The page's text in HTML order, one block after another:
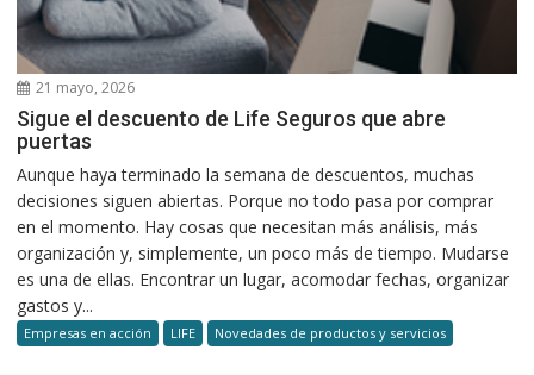
21 mayo, 2026
Sigue el descuento de Life Seguros que abre
puertas
Aunque haya terminado la semana de descuentos, muchas
decisiones siguen abiertas. Porque no todo pasa por comprar
en el momento. Hay cosas que necesitan más análisis, más
organización y, simplemente, un poco más de tiempo. Mudarse
es una de ellas. Encontrar un lugar, acomodar fechas, organizar
gastos y...
Empresas en acción LIFE Novedades de productos y servicios